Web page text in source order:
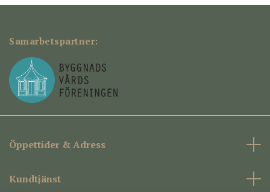
Samarbetspartner:
Öppettider & Adress
Kundtjänst